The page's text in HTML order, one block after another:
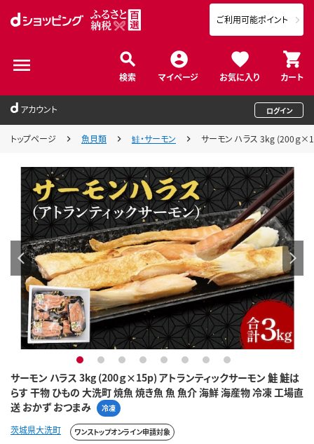
検索 マイページ お気に入り カート
ご利用可能ポイント
アカウント ログイン
トップページ 魚貝類 鮭・サーモン サーモン ハラス 3kg (200ｇ
サーモン ハラス 3kg (200ｇ×15p) アトランティックサーモン 鮭 鮭は
らす 干物 ひもの 大洗町 焼魚 焼き魚 魚 魚介 海鮮 海産物 冷凍 工場直
送 おかず おつまみ
冷凍
1 2 3 4 5 6 7 8
茨城県大洗町 ワンストップオンライン申請対象